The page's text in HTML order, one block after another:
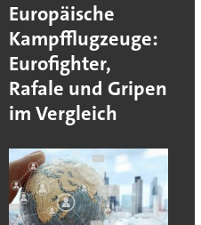
Europäische
Kampfflugzeuge:
Eurofighter,
Rafale und Gripen
im Vergleich